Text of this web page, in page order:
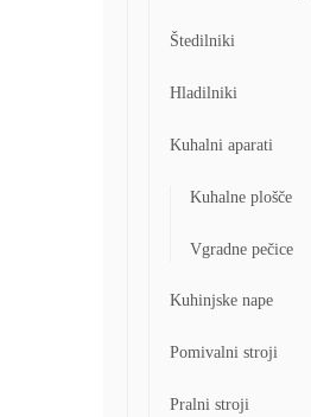
Štedilniki
Hladilniki
Kuhalni aparati
Kuhalne plošče
Vgradne pečice
Kuhinjske nape
Pomivalni stroji
Pralni stroji